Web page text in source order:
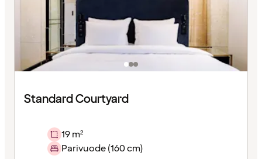
Standard Courtyard
19 m²
Parivuode (160 cm)